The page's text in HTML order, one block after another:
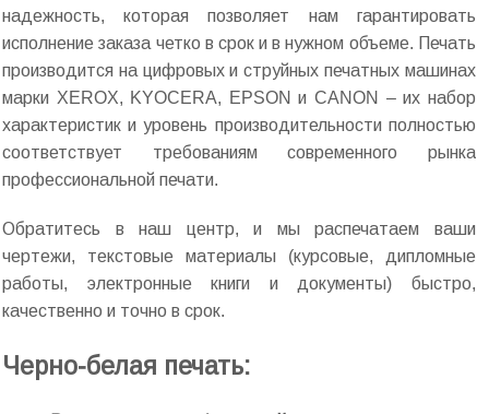
надежность, которая позволяет нам гарантировать
исполнение заказа четко в срок и в нужном объеме. Печать
производится на цифровых и струйных печатных машинах
марки XEROX, KYOCERA, EPSON и CANON – их набор
характеристик и уровень производительности полностью
соответствует требованиям современного рынка
профессиональной печати.
Обратитесь в наш центр, и мы распечатаем ваши
чертежи, текстовые материалы (курсовые, дипломные
работы, электронные книги и документы) быстро,
качественно и точно в срок.
Черно-белая печать: